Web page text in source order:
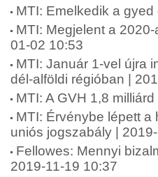
MTI: Emelkedik a
MTI: Megjelent a
01-02 10:53
MTI: Január 1-vel újra
dél-alföldi régióban |
MTI: A GVH 1,8
MTI: Érvénybe lépett
uniós jogszabály |
Fellowes: Mennyi
2019-11-19 10:37